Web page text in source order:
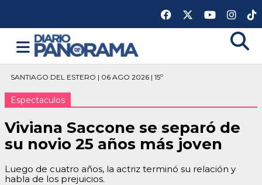
SANTIAGO DEL ESTERO | 06 AGO 2026 | 15º
Espectaculos
Viviana Saccone se separó de
su novio 25 años más joven
Luego de cuatro años, la actriz terminó su relación y
habla de los prejuicios.